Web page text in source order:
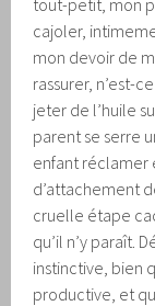
cajoler,
mon devoir de
rassurer, n’est-
jeter de l’huile
parent se serre
enfant réclamer
d’attachement
cruelle étape
qu’il n’y paraît.
instinctive, bien
productive, et